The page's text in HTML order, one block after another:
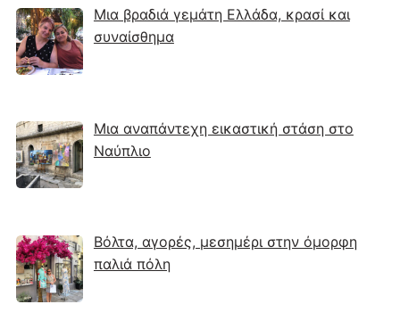
Μια βραδιά γεμάτη Ελλάδα, κρασί και
συναίσθημα
Μια αναπάντεχη εικαστική στάση στο
Ναύπλιο
Βόλτα, αγορές, μεσημέρι στην όμορφη
παλιά πόλη